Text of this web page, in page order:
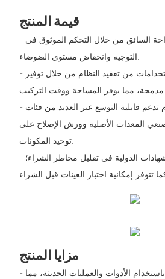
قيمة المنتج
- يعزز سلامة المركبة وراحة السائق من خلال التحكم الموثوق في
- يقلل التكامل متعدد الاستخدامات من تعقيد النظام من خلال توفير
- مجموعة من الأحجام تدعم قابلية التوسع عبر العديد من فئات
المعدات الأصلية وورش الإصلاح على
توحيد المكونات.
- يساهم ضمان الجودة والشهادات الدولية في تقليل مخاطر الشراء؛
مزايا المنتج
- تم تصميمها وتصنيعها باستخدام الأدوات والعمليات الحديثة، مما